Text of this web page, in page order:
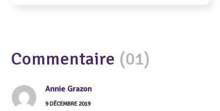
Commentaire (01)
Annie Grazon
9 DÉCEMBRE 2019